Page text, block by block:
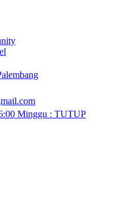
Minggu : TUTUP